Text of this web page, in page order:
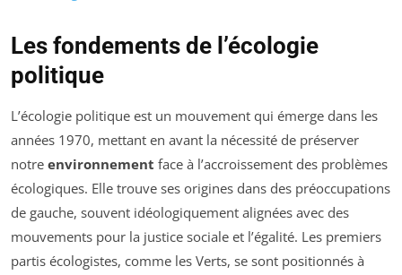
Les fondements de l’écologie
politique
L’écologie politique est un mouvement qui émerge dans les
années 1970, mettant en avant la nécessité de préserver
notre environnement face à l’accroissement des problèmes
écologiques. Elle trouve ses origines dans des préoccupations
de gauche, souvent idéologiquement alignées avec des
mouvements pour la justice sociale et l’égalité. Les premiers
partis écologistes, comme les Verts, se sont positionnés à